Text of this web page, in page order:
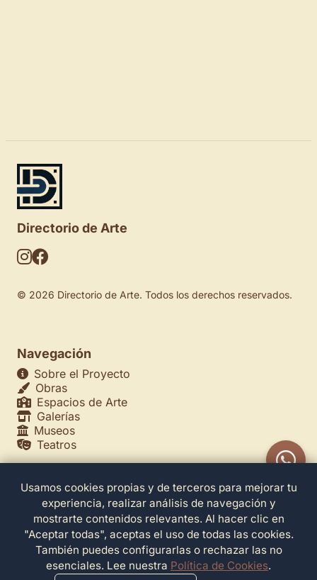
Directorio de Arte
© 2026 Directorio de Arte. Todos los derechos reservados.
Navegación
Sobre el Proyecto
Obras
Espacios de Arte
Galerías
Museos
Teatros
Legales
Política de Privacidad
Política de Cookies
Configuración de Cookies
Términos de Servicio
Contacto
Usamos cookies propias y de terceros para mejorar tu
experiencia, realizar análisis de navegación y
mostrarte contenidos relevantes. Al hacer clic en
"Aceptar todas", aceptas el uso de todas las cookies.
También puedes configurarlas o rechazar las no
esenciales. Lee nuestra Política de Cookies.